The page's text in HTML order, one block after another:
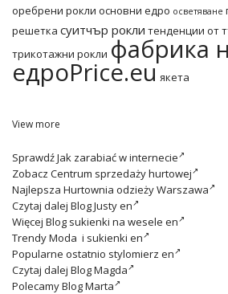
оребрени рокли основни едро осветяване
решетка суитчър рокли тенденции от
трикотажни рокли фабрика
едроPrice.euякета
View more
SprawdźJak zarabiać w internecie
Zobacz Centrum sprzedaży hurtowej
Najlepsza Hurtownia odzieży Warszawa
Czytaj dalej Blog Justy en
Więcej Blog sukienki na wesele en
TrendyModa i sukienki en
Popularne ostatnio stylomierz en
Czytaj dalej Blog Magda
PolecamyBlog Marta